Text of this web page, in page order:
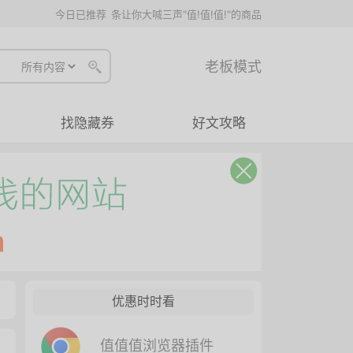
今日已推荐 条让你大喊三声"值!值!值!"的商品
老板模式
找隐藏券 好文攻略
优惠时时看
值值值浏览器插件